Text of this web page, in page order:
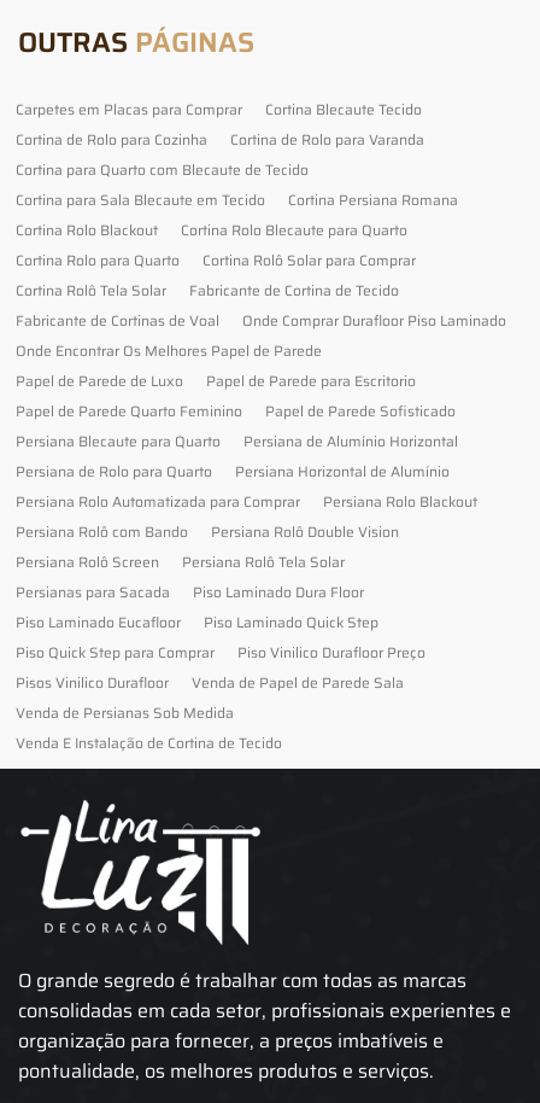
OUTRAS PÁGINAS
Carpetes em Placas para Comprar
Cortina Blecaute Tecido
Cortina de Rolo para Cozinha
Cortina de Rolo para Varanda
Cortina para Quarto com Blecaute de Tecido
Cortina para Sala Blecaute em Tecido
Cortina Persiana Romana
Cortina Rolo Blackout
Cortina Rolo Blecaute para Quarto
Cortina Rolo para Quarto
Cortina Rolô Solar para Comprar
Cortina Rolô Tela Solar
Fabricante de Cortina de Tecido
Fabricante de Cortinas de Voal
Onde Comprar Durafloor Piso Laminado
Onde Encontrar Os Melhores Papel de Parede
Papel de Parede de Luxo
Papel de Parede para Escritorio
Papel de Parede Quarto Feminino
Papel de Parede Sofisticado
Persiana Blecaute para Quarto
Persiana de Alumínio Horizontal
Persiana de Rolo para Quarto
Persiana Horizontal de Alumínio
Persiana Rolo Automatizada para Comprar
Persiana Rolo Blackout
Persiana Rolô com Bando
Persiana Rolô Double Vision
Persiana Rolô Screen
Persiana Rolô Tela Solar
Persianas para Sacada
Piso Laminado Dura Floor
Piso Laminado Eucafloor
Piso Laminado Quick Step
Piso Quick Step para Comprar
Piso Vinilico Durafloor Preço
Pisos Vinilico Durafloor
Venda de Papel de Parede Sala
Venda de Persianas Sob Medida
Venda E Instalação de Cortina de Tecido
O grande segredo é trabalhar com todas as marcas
consolidadas em cada setor, profissionais experientes e
organização para fornecer, a preços imbatíveis e
pontualidade, os melhores produtos e serviços.